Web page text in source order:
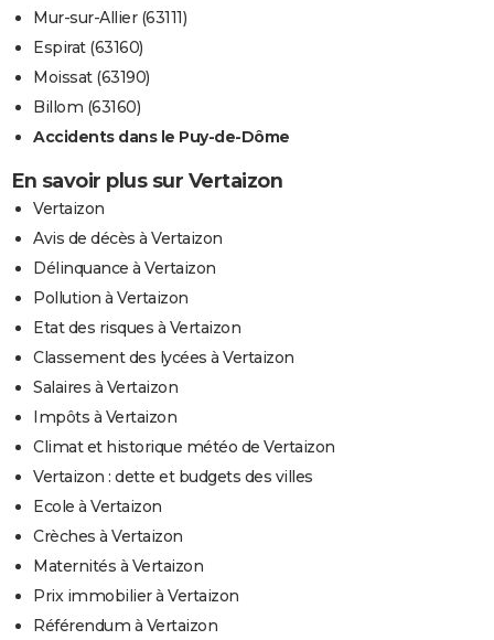
Mur-sur-Allier (63111)
Espirat (63160)
Moissat (63190)
Billom (63160)
Accidents dans le Puy-de-Dôme
En savoir plus sur Vertaizon
Vertaizon
Avis de décès à Vertaizon
Délinquance à Vertaizon
Pollution à Vertaizon
Etat des risques à Vertaizon
Classement des lycées à Vertaizon
Salaires à Vertaizon
Impôts à Vertaizon
Climat et historique météo de Vertaizon
Vertaizon : dette et budgets des villes
Ecole à Vertaizon
Crèches à Vertaizon
Maternités à Vertaizon
Prix immobilier à Vertaizon
Référendum à Vertaizon